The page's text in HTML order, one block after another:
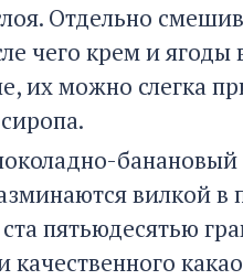
Отдельно
чего крем и
их можно слегка
банановый
вилкой
пятьюдесятью
качественного